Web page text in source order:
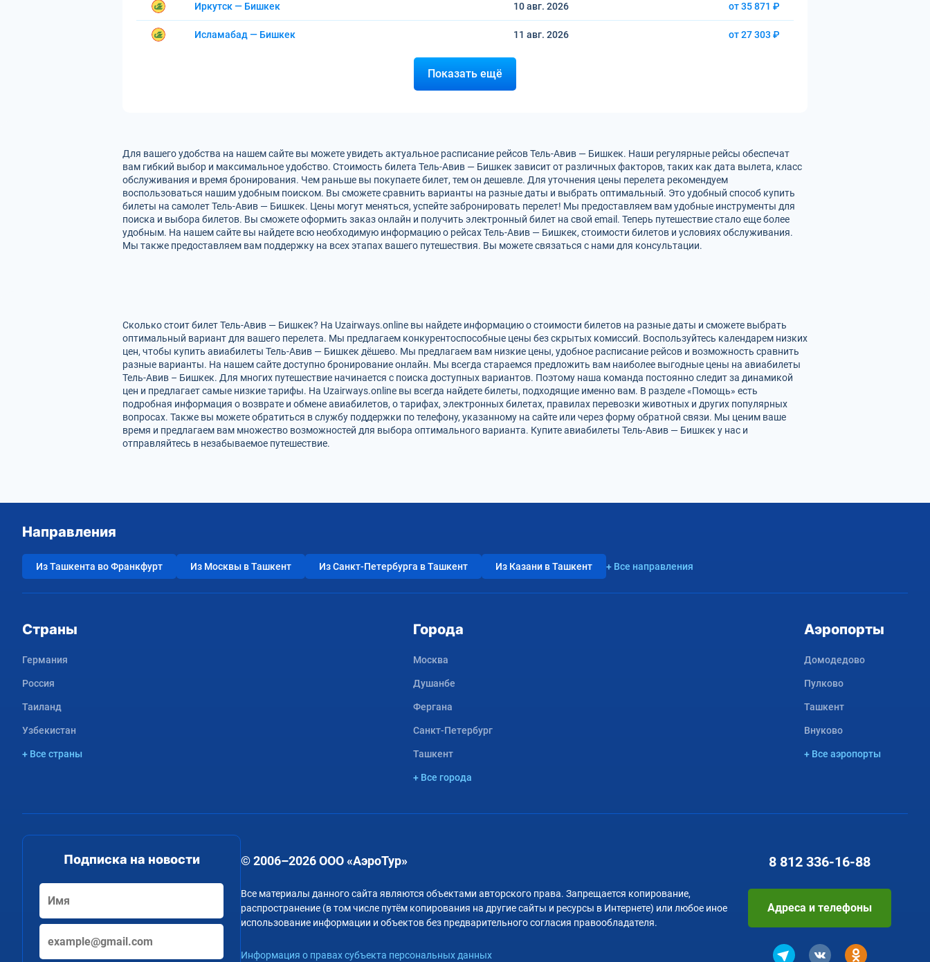
Иркутск — Бишкек 10 авг. 2026 от 35 871 ₽
Исламабад — Бишкек 11 авг. 2026 от 27 303 ₽
Показать ещё
Для вашего удобства на нашем сайте вы можете увидеть актуальное расписание рейсов Тель-Авив — Бишкек. Наши регулярные рейсы обеспечат
вам гибкий выбор и максимальное удобство. Стоимость билета Тель-Авив — Бишкек зависит от различных факторов, таких как дата вылета, класс
обслуживания и время бронирования. Чем раньше вы покупаете билет, тем он дешевле. Для уточнения цены перелета рекомендуем
воспользоваться нашим удобным поиском. Вы сможете сравнить варианты на разные даты и выбрать оптимальный. Это удобный способ купить
билеты на самолет Тель-Авив — Бишкек. Цены могут меняться, успейте забронировать перелет! Мы предоставляем вам удобные инструменты для
поиска и выбора билетов. Вы сможете оформить заказ онлайн и получить электронный билет на свой email. Теперь путешествие стало еще более
удобным. На нашем сайте вы найдете всю необходимую информацию о рейсах Тель-Авив — Бишкек, стоимости билетов и условиях обслуживания.
Мы также предоставляем вам поддержку на всех этапах вашего путешествия. Вы можете связаться с нами для консультации.
Сколько стоит билет Тель-Авив — Бишкек? На Uzairways.online вы найдете информацию о стоимости билетов на разные даты и сможете выбрать
оптимальный вариант для вашего перелета. Мы предлагаем конкурентоспособные цены без скрытых комиссий. Воспользуйтесь календарем низких
цен, чтобы купить авиабилеты Тель-Авив — Бишкек дёшево. Мы предлагаем вам низкие цены, удобное расписание рейсов и возможность сравнить
разные варианты. На нашем сайте доступно бронирование онлайн. Мы всегда стараемся предложить вам наиболее выгодные цены на авиабилеты
Тель-Авив – Бишкек. Для многих путешествие начинается с поиска доступных вариантов. Поэтому наша команда постоянно следит за динамикой
цен и предлагает самые низкие тарифы. На Uzairways.online вы всегда найдете билеты, подходящие именно вам. В разделе «Помощь» есть
подробная информация о возврате и обмене авиабилетов, о тарифах, электронных билетах, правилах перевозки животных и других популярных
вопросах. Также вы можете обратиться в службу поддержки по телефону, указанному на сайте или через форму обратной связи. Мы ценим ваше
время и предлагаем вам множество возможностей для выбора оптимального варианта. Купите авиабилеты Тель-Авив — Бишкек у нас и
отправляйтесь в незабываемое путешествие.
Направления
Из Ташкента во Франкфурт Из Москвы в Ташкент Из Санкт-Петербурга в Ташкент Из Казани в Ташкент + Все направления
Страны
Германия
Россия
Таиланд
Узбекистан
+ Все страны
Города
Москва
Душанбе
Фергана
Санкт-Петербург
Ташкент
+ Все города
Аэропорты
Домодедово
Пулково
Ташкент
Внуково
+ Все аэропорты
Подписка на новости © 2006–2026 ООО «АэроТур»
Все материалы данного сайта являются объектами авторского права. Запрещается копирование,
распространение (в том числе путём копирования на другие сайты и ресурсы в Интернете) или любое иное
использование информации и объектов без предварительного согласия правообладателя.
Информация о правах субъекта персональных данных
8 812 336-16-88
Адреса и телефоны